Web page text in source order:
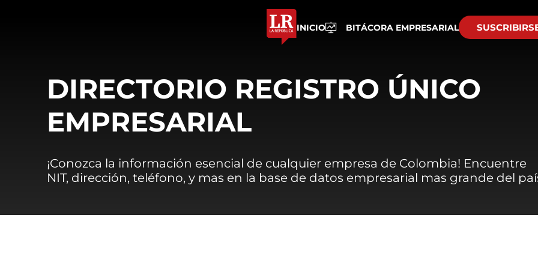
INICIO BITÁCORA EMPRESARIAL
DIRECTORIO REGISTRO ÚNICO
EMPRESARIAL
¡Conozca la información esencial de cualquier empresa de Colombia! Encuentre
NIT, dirección, teléfono, y mas en la base de datos empresarial mas grande del